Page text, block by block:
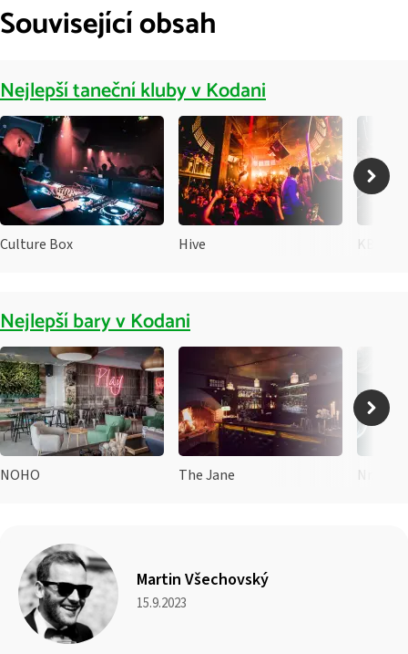
Související obsah
Nejlepší taneční kluby v Kodani
Culture Box Hive KB3
Nejlepší bary v Kodani
NOHO The Jane Nr. 30
Martin Všechovský
15.9.2023